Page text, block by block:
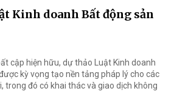
Kinh doanh Bất động sản
cập hiện hữu, dự thảo Luật Kinh doanh
kỳ vọng tạo nền tảng pháp lý cho các
trong đó có khai thác và giao dịch không